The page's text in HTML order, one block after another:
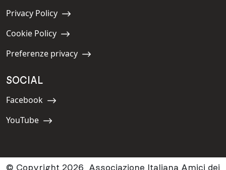
Navigate to:
Privacy Policy
Navigate to:
Cookie Policy
Navigate to:
Preferenze privacy
SOCIAL
Navigate to:
Facebook
Navigate to:
YouTube
© Copyright 2026 Associazione Italiana Amici dei